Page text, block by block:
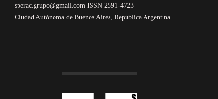
sperac.grupo@gmail.com ISSN 2591-4723
Ciudad Autónoma de Buenos Aires, República Argentina